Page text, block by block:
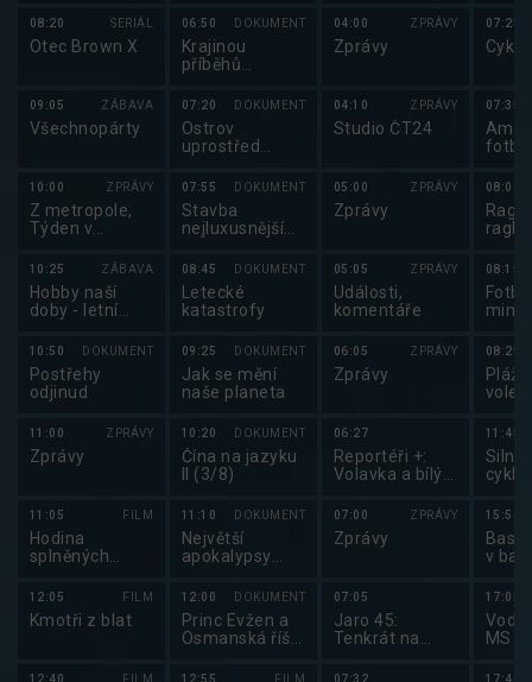
08:20 SERIÁL
Otec Brown X
09:05 ZÁBAVA
Všechnopárty
10:00 ZPRÁVY
Z metropole,
Týden v
10:25 ZÁBAVA
Hobby naší
doby - letní
10:50 DOKUMENT
Postřehy
odjinud
11:00 ZPRÁVY
Zprávy
11:05 FILM
Hodina
splněných
12:05 FILM
Kmotři z blat
12:40 FILM
06:50 DOKUMENT
Krajinou
příběhů
známých i
neznámých
(9/10)
07:20 DOKUMENT
Ostrov
uprostřed
07:55 DOKUMENT
Stavba
nejluxusnější
světě
08:45 DOKUMENT
Letecké
katastrofy
09:25 DOKUMENT
Jak se mění
naše planeta
10:20 DOKUMENT
Čína na jazyku
II (3/8)
11:10 DOKUMENT
Největší
apokalypsy
12:00 DOKUMENT
Princ Evžen a
Osmanská říše
12:55 FILM
04:00 ZPRÁVY
Zprávy
04:10 ZPRÁVY
Studio ČT24
05:00 ZPRÁVY
Zprávy
05:05 ZPRÁVY
Události,
komentáře
06:05 ZPRÁVY
Zprávy
06:27
Reportéři +:
Volavka a bílý
07:00 ZPRÁVY
Zprávy
07:05
Jaro 45:
Tenkrát na
07:32
07:25
07:35
08:00
ragby
08:15
08:25
11:45
15:50
v
17:05
MS
a
17:40